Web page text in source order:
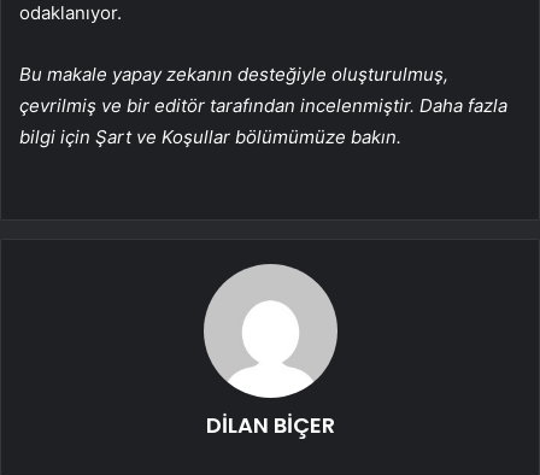
odaklanıyor.
Bu makale yapay zekanın desteğiyle oluşturulmuş,
çevrilmiş ve bir editör tarafından incelenmiştir. Daha fazla
bilgi için Şart ve Koşullar bölümümüze bakın.
DİLAN BİÇER